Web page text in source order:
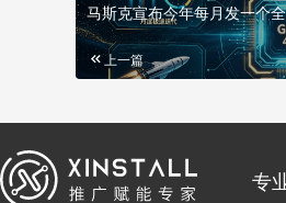
马斯克宣布今年每月发一个
上一篇
专